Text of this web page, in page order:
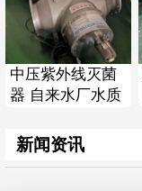
中压紫外线灭菌
器 自来水厂水质
PLC触摸屏
新闻资讯